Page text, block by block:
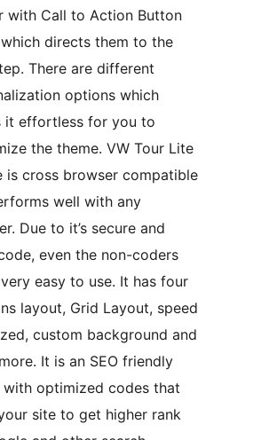
with Call to Action Button
directs them to the
There are different
options which
it effortless for you to
the theme. VW Tour Lite
is cross browser compatible
well with any
Due to it’s secure and
even the non-coders
easy to use. It has four
layout, Grid Layout, speed
custom background and
It is an SEO friendly
with optimized codes that
site to get higher rank